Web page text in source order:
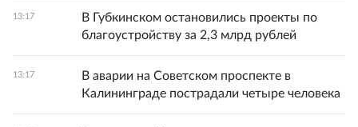
13:17
В Губкинском остановились проекты по
благоустройству за 2,3 млрд рублей
13:17
В аварии на Советском проспекте в
Калининграде пострадали четыре человека